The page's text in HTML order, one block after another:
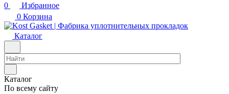
0
Избранное
0 Корзина
Каталог
Каталог
По всему сайту